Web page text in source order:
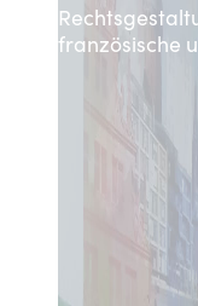
französische